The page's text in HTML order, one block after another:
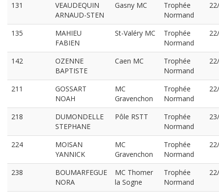
131
VEAUDEQUIN
ARNAUD-STEN
Gasny MC
Trophée
Normand
135
MAHIEU
FABIEN
St-Valéry MC
Trophée
Normand
142
OZENNE
BAPTISTE
Caen MC
Trophée
Normand
211
GOSSART
NOAH
MC
Gravenchon
Trophée
Normand
218
DUMONDELLE
STEPHANE
Pôle RSTT
Trophée
Normand
224
MOISAN
YANNICK
MC
Gravenchon
Trophée
Normand
238
BOUMARFEGUE
NORA
MC Thomer
la Sogne
Trophée
Normand